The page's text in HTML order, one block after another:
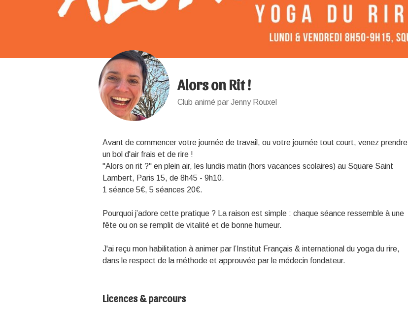
Alors on Rit !
Club animé par Jenny Rouxel
Avant de commencer votre journée de travail, ou votre journée tout court, venez prendre
un bol d'air frais et de rire !
"Alors on rit ?" en plein air, les lundis matin (hors vacances scolaires) au Square Saint
Lambert, Paris 15, de 8h45 - 9h10.
1 séance 5€, 5 séances 20€.
Pourquoi j’adore cette pratique ? La raison est simple : chaque séance ressemble à une
fête ou on se remplit de vitalité et de bonne humeur.
J'ai reçu mon habilitation à animer par l’Institut Français & international du yoga du rire,
dans le respect de la méthode et approuvée par le médecin fondateur.
Licences & parcours